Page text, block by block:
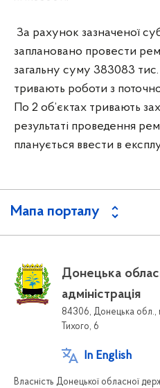
За рахунок зазначеної
заплановано провести
загальну суму 383083 тис.
тривають роботи з
По 2 об’єктах тривають
результаті проведення
планується ввести в
Мапа порталу
Донецька
адміністрація
84306, Донецька обл.,
Тихого, 6
In English
Власність Донецької обласної